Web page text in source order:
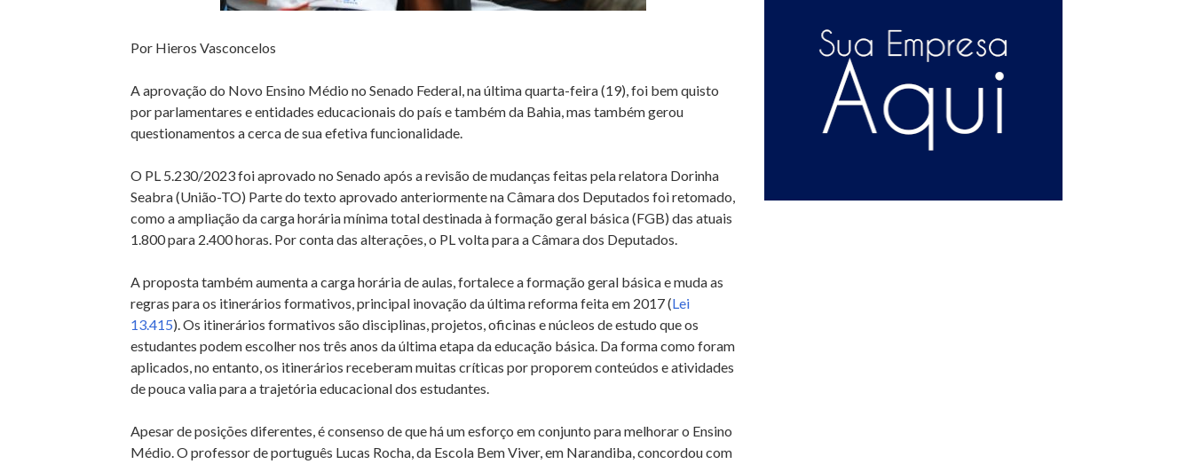
Por Hieros Vasconcelos
A aprovação do Novo Ensino Médio no Senado Federal, na última quarta-feira (19), foi bem quisto
por parlamentares e entidades educacionais do país e também da Bahia, mas também gerou
questionamentos a cerca de sua efetiva funcionalidade.
O PL 5.230/2023 foi aprovado no Senado após a revisão de mudanças feitas pela relatora Dorinha
Seabra (União-TO) Parte do texto aprovado anteriormente na Câmara dos Deputados foi retomado,
como a ampliação da carga horária mínima total destinada à formação geral básica (FGB) das atuais
1.800 para 2.400 horas. Por conta das alterações, o PL volta para a Câmara dos Deputados.
A proposta também aumenta a carga horária de aulas, fortalece a formação geral básica e muda as
regras para os itinerários formativos, principal inovação da última reforma feita em 2017 (Lei
13.415). Os itinerários formativos são disciplinas, projetos, oficinas e núcleos de estudo que os
estudantes podem escolher nos três anos da última etapa da educação básica. Da forma como foram
aplicados, no entanto, os itinerários receberam muitas críticas por proporem conteúdos e atividades
de pouca valia para a trajetória educacional dos estudantes.
Apesar de posições diferentes, é consenso de que há um esforço em conjunto para melhorar o Ensino
Médio. O professor de português Lucas Rocha, da Escola Bem Viver, em Narandiba, concordou com